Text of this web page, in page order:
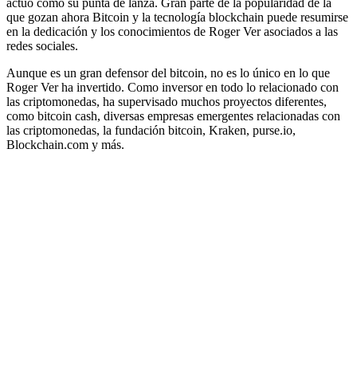
que gozan ahora Bitcoin y la tecnología blockchain puede resumirse
en la dedicación y los conocimientos de Roger Ver asociados a las
redes sociales.
Aunque es un gran defensor del bitcoin, no es lo único en lo que
Roger Ver ha invertido. Como inversor en todo lo relacionado con
las criptomonedas, ha supervisado muchos proyectos diferentes,
como bitcoin cash, diversas empresas emergentes relacionadas con
las criptomonedas, la fundación bitcoin, Kraken, purse.io,
Blockchain.com y más.